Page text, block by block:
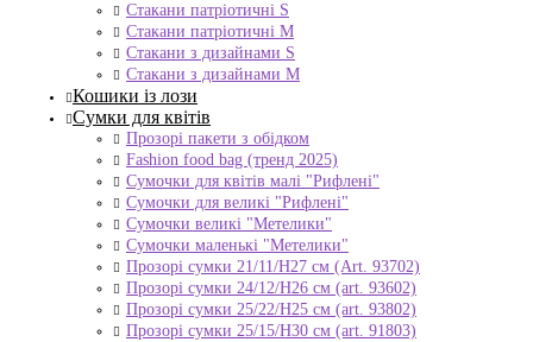
Стакани патріотичні S
Стакани патріотичні М
Стакани з дизайнами S
Стакани з дизайнами М
Кошики із лози
Сумки для квітів
Прозорі пакети з обідком
Fashion food bag (тренд 2025)
Сумочки для квітів малі "Рифлені"
Сумочки для великі "Рифлені"
Сумочки великі "Метелики"
Сумочки маленькі "Метелики"
Прозорі сумки 21/11/H27 см (Art. 93702)
Прозорі сумки 24/12/Н26 см (art. 93602)
Прозорі сумки 25/22/Н25 см (art. 93802)
Прозорі сумки 25/15/Н30 см (art. 91803)